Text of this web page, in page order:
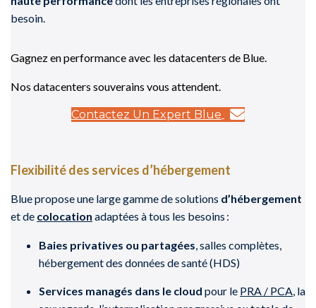
besoin.
Gagnez en performance avec les datacenters de Blue.
Nos datacenters souverains vous attendent.
Contactez Un Expert Blue
Flexibilité des services d’hébergement
Blue propose une large gamme de solutions d’hébergement
et de colocation adaptées à tous les besoins :
Baies privatives ou partagées, salles complètes,
hébergement des données de santé (HDS)
Services managés dans le cloud pour le PRA / PCA, la